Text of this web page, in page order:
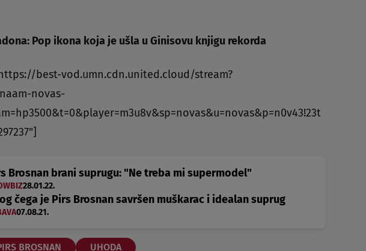
Pop ikona koja je ušla u Ginisovu knjigu rekorda
best-vod.umn.cdn.united.cloud/stream?
novas-
Brosnan brani suprugu: "Ne treba mi supermodel"
28.01.22.
čega je Pirs Brosnan savršen muškarac i idealan suprug
07.08.21.
BROSNAN UHODA